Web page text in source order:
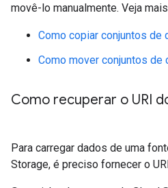
movê-lo manualmente. Veja
Como copiar conjuntos de
Como mover conjuntos de
Como recuperar o URI
Para carregar dados de uma
Storage, é preciso fornecer o